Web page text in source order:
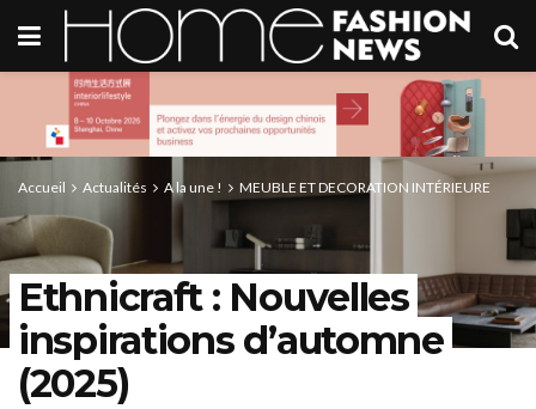
Accueil Actualités A la une ! MEUBLE ET DECORATION INTÉRIEURE
Ethnicraft : Nouvelles
inspirations d’automne
(2025)